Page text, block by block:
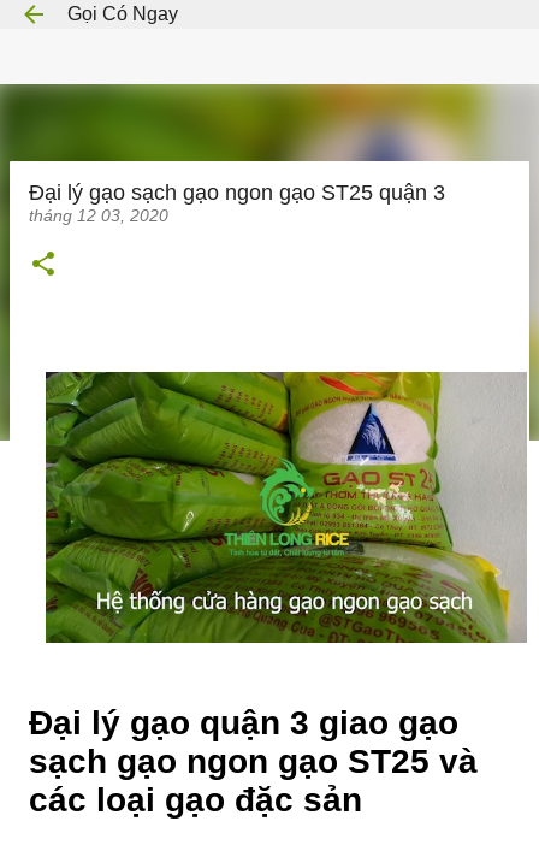
Chuyển đến nội dung chính
Gọi Có Ngay
Đại lý gạo sạch gạo ngon gạo ST25 quận 3
tháng 12 03, 2020
Đại lý gạo quận 3 giao gạo
sạch gạo ngon gạo ST25 và
các loại gạo đặc sản